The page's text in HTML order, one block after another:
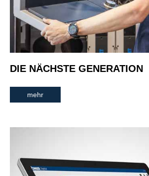
DIE NÄCHSTE GENERATION
mehr